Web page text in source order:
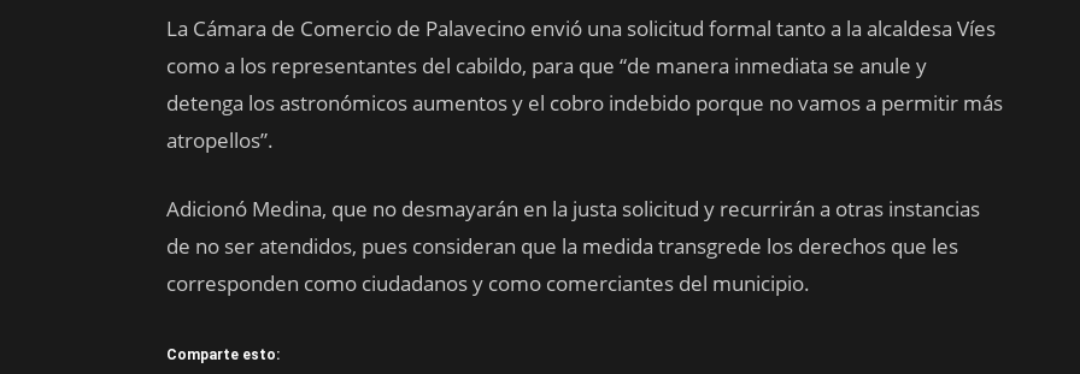
La Cámara de Comercio de Palavecino envió una solicitud formal tanto a la alcaldesa Víes
como a los representantes del cabildo, para que “de manera inmediata se anule y
detenga los astronómicos aumentos y el cobro indebido porque no vamos a permitir más
atropellos”.
Adicionó Medina, que no desmayarán en la justa solicitud y recurrirán a otras instancias
de no ser atendidos, pues consideran que la medida transgrede los derechos que les
corresponden como ciudadanos y como comerciantes del municipio.
Comparte esto: